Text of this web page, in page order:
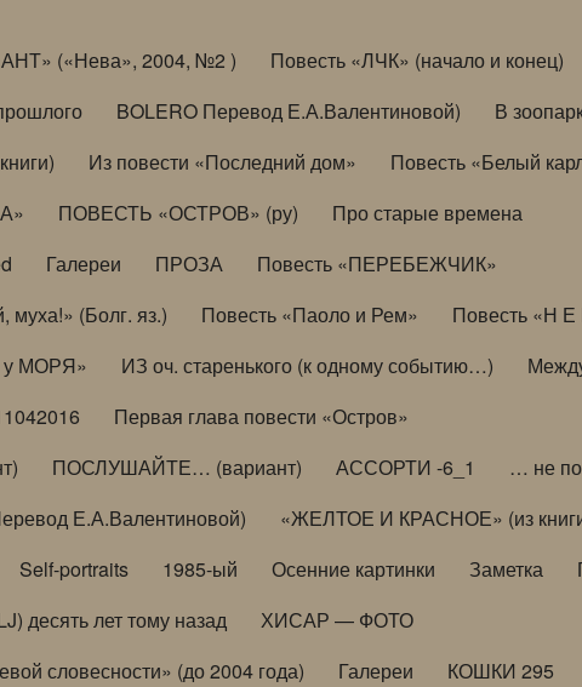
(«Нева», 2004, №2 ) Повесть «ЛЧК» (начало и конец)
BOLERO Перевод Е.А.Валентиновой) В
Из повести «Последний дом»
Повесть «Белый
ПОВЕСТЬ «ОСТРОВ» (ру)
Про старые времена
Галереи ПРОЗА
Повесть «ПЕРЕБЕЖЧИК»
муха!» (Болг. яз.) Повесть «Паоло и Рем»
Повесть «Н
у МОРЯ» ИЗ оч. старенького (к одному событию…)
Первая глава повести «Остров»
ПОСЛУШАЙТЕ… (вариант) АССОРТИ -6_1
… не
Е.А.Валентиновой)
«ЖЕЛТОЕ И КРАСНОЕ» (из
Self-portraits 1985-ый Осенние картинки Заметка
десять лет тому назад
ХИСАР — ФОТО
словесности» (до 2004 года) Галереи
КОШКИ 295